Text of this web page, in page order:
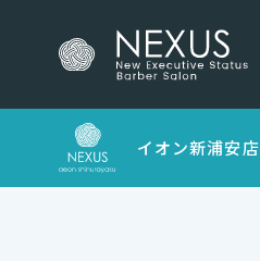
イオン新浦安店